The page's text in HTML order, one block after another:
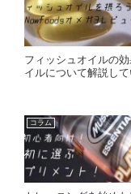
フィッシュオイルの
イルについて解説して
コラム